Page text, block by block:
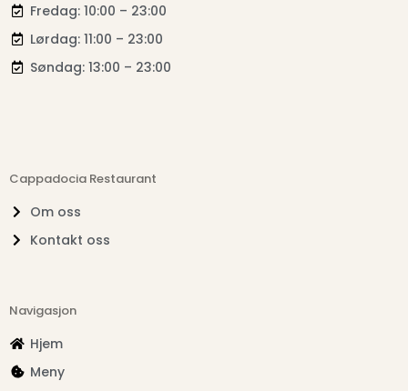
Fredag: 10:00 – 23:00
Lørdag: 11:00 – 23:00
Søndag: 13:00 – 23:00
Cappadocia Restaurant
Om oss
Kontakt oss
Navigasjon
Hjem
Meny